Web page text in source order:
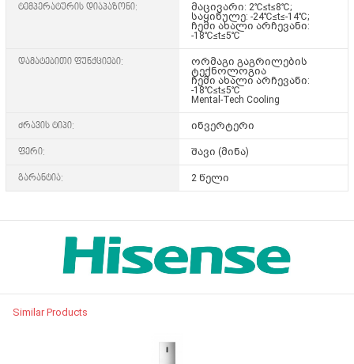
ტემპერატურის დიაპაზონი:
მაცივარი: 2℃≤t≤8℃;
საყინულე: -24℃≤t≤-14℃;
ჩემი ახალი არჩევანი:
-18℃≤t≤5℃
დამატებითი ფუნქციები:
ორმაგი გაგრილების
ტექნოლოგია
ჩემი ახალი არჩევანი:
-18℃≤t≤5℃
Mental-Tech Cooling
ძრავის ტიპი: ინვერტერი
ფერი: შავი (მინა)
გარანტია: 2 წელი
Similar Products